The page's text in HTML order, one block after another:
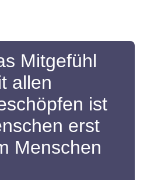
Mitgefühl
allen
ist
erst
Menschen